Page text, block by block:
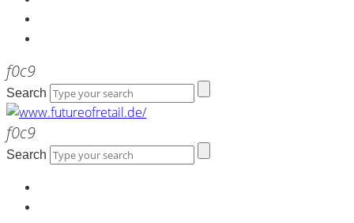
Search
Search